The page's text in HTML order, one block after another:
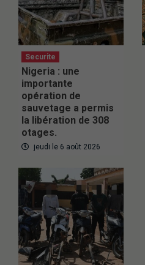
Securite
Nigeria : une
importante
opération de
sauvetage a permis
la libération de 308
otages.
jeudi le 6 août 2026